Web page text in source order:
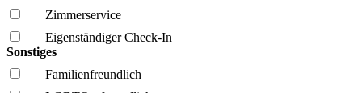
Zimmerservice
Eigenständiger Check-In
Sonstiges
Familien­freundlich